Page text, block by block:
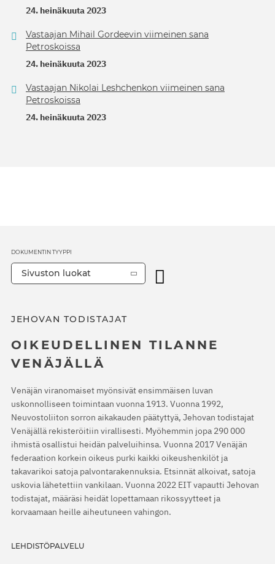
24. heinäkuuta 2023
Vastaajan Mihail Gordeevin viimeinen sana
Petroskoissa
24. heinäkuuta 2023
Vastaajan Nikolai Leshchenkon viimeinen sana
Petroskoissa
24. heinäkuuta 2023
JEHOVAN TODISTAJAT
OIKEUDELLINEN TILANNE
VENÄJÄLLÄ
Venäjän viranomaiset myönsivät ensimmäisen luvan
uskonnolliseen toimintaan vuonna 1913. Vuonna 1992,
Neuvostoliiton sorron aikakauden päätyttyä, Jehovan todistajat
Venäjällä rekisteröitiin virallisesti. Myöhemmin jopa 290 000
ihmistä osallistui heidän palveluihinsa. Vuonna 2017 Venäjän
federaation korkein oikeus purki kaikki oikeushenkilöt ja
takavarikoi satoja palvontarakennuksia. Etsinnät alkoivat, satoja
uskovia lähetettiin vankilaan. Vuonna 2022 EIT vapautti Jehovan
todistajat, määräsi heidät lopettamaan rikossyytteet ja
korvaamaan heille aiheutuneen vahingon.
LEHDISTÖPALVELU
DOKUMENTIN TYYPPI
Sivuston luokat